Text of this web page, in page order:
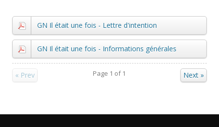
GN Il était une fois - Lettre d'intention
GN Il était une fois - Informations générales
Next »
Page 1 of 1
« Prev